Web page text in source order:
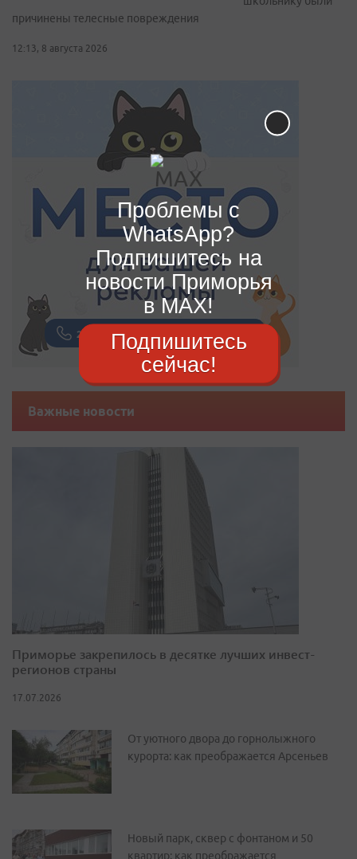
причинены телесные повреждения
12:13, 8 августа 2026
Важные новости
Приморье закрепилось в десятке лучших инвест-
регионов страны
17.07.2026
От уютного двора до горнолыжного
курорта: как преображается Арсеньев
Новый парк, сквер с фонтаном и 50
квартир: как преображается
Проблемы с
WhatsApp?
Подпишитесь на
новости Приморья
в MAX!
Подпишитесь
сейчас!